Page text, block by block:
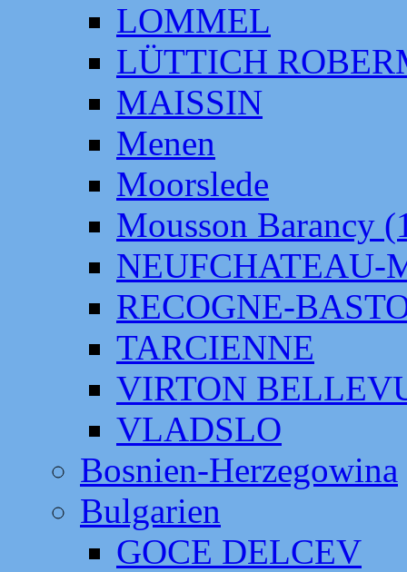
LOMMEL
LÜTTICH
MAISSIN
Menen
Moorslede
Mousson Barancy
NEUFCHATEAU-
RECOGNE-
TARCIENNE
VIRTON
VLADSLO
Bosnien-Herzegowina
Bulgarien
GOCE DELCEV